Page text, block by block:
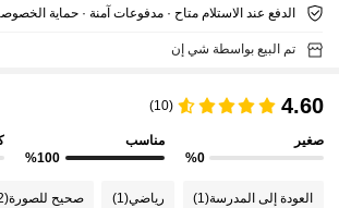
الدفع عند الاستلام متاح · مدفوعات آمنة · حماية
تم البيع بواسطة شي إن
4.60
(10)
صغير
%0
مناسب
%100
العودة إلى المدرسة(1) رياضي(1) صحيح للصورة(2)